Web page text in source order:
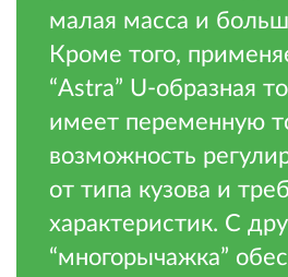
малая масса и
Кроме того,
“Astra” U-образная
имеет переменную
возможность
от типа кузова и
характеристик. С
“многорычажка”